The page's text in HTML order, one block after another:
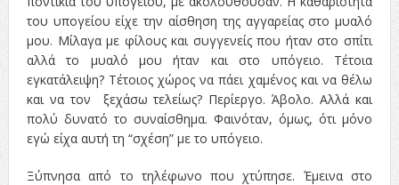
του υπογείου είχε την αίσθηση της αγγαρείας στο μυαλό
μου. Μίλαγα με φίλους και συγγενείς που ήταν στο σπίτι
αλλά το μυαλό μου ήταν και στο υπόγειο. Τέτοια
εγκατάλειψη? Τέτοιος χώρος να πάει χαμένος και να θέλω
και να τον ξεχάσω τελείως? Περίεργο. Άβολο. Αλλά και
πολύ δυνατό το συναίσθημα. Φαινόταν, όμως, ότι μόνο
εγώ είχα αυτή τη “σχέση” με το υπόγειο.
Ξύπνησα από το τηλέφωνο που χτύπησε. Έμεινα στο